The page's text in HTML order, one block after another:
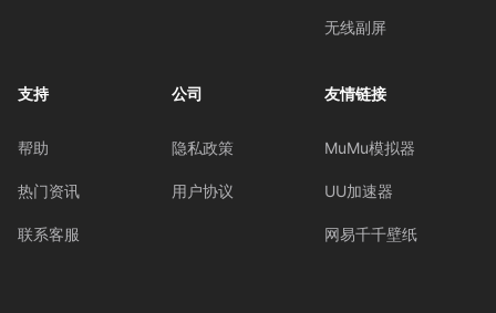
无线副屏
支持
帮助
热门资讯
联系客服
公司
隐私政策
用户协议
友情链接
MuMu模拟器
UU加速器
网易千千壁纸